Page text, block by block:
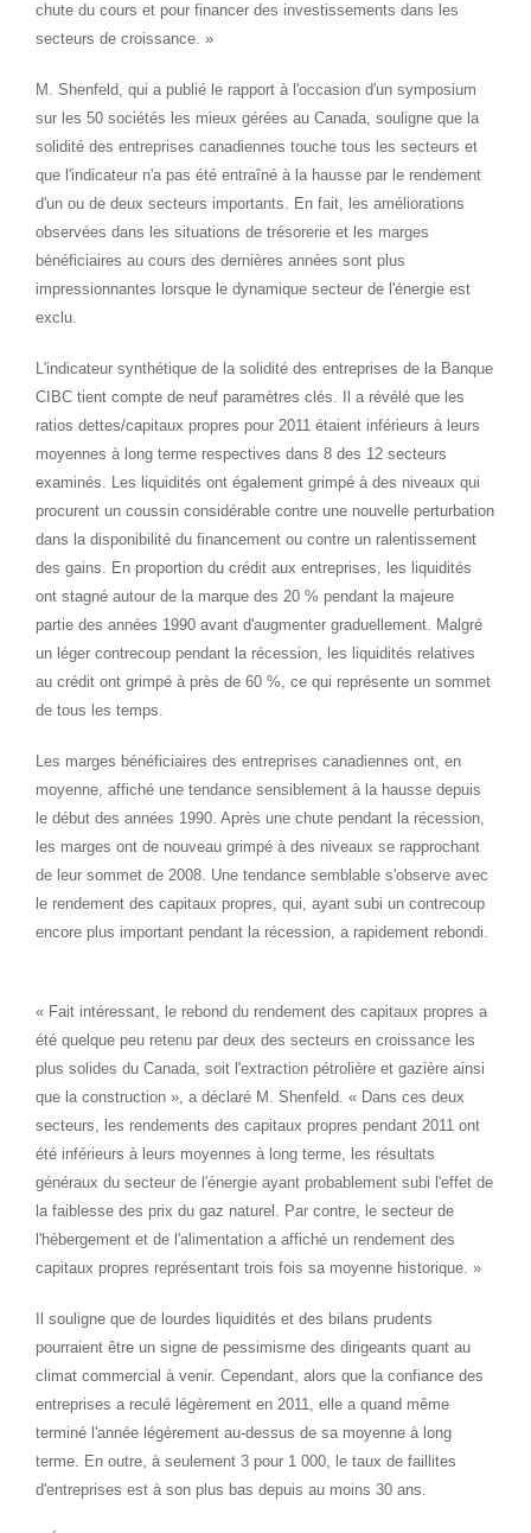
chute du cours et pour financer des investissements dans les
secteurs de croissance. »
M. Shenfeld, qui a publié le rapport à l'occasion d'un symposium
sur les 50 sociétés les mieux gérées auCanada, souligne que la
solidité des entreprises canadiennes touche tous les secteurs et
que l'indicateur n'a pas été entraîné à la hausse par le rendement
d'un ou de deux secteurs importants. En fait, les améliorations
observées dans les situations de trésorerie et les marges
bénéficiaires au cours des dernières années sont plus
impressionnantes lorsque le dynamique secteur de l'énergie est
exclu.
L'indicateur synthétique de la solidité des entreprises de la Banque
CIBC tient compte de neuf paramètres clés. Il a révélé que les
ratios dettes/capitaux propres pour 2011 étaient inférieurs à leurs
moyennes à long terme respectives dans 8 des 12 secteurs
examinés. Les liquidités ont également grimpé à des niveaux qui
procurent un coussin considérable contre une nouvelle perturbation
dans la disponibilité du financement ou contre un ralentissement
des gains. En proportion du crédit aux entreprises, les liquidités
ont stagné autour de la marque des 20 % pendant la majeure
partie des années 1990 avant d'augmenter graduellement. Malgré
un léger contrecoup pendant la récession, les liquidités relatives
au crédit ont grimpé à près de 60 %, ce qui représente un sommet
de tous les temps.
Les marges bénéficiaires des entreprises canadiennes ont, en
moyenne, affiché une tendance sensiblement à la hausse depuis
le début des années 1990. Après une chute pendant la récession,
les marges ont de nouveau grimpé à des niveaux se rapprochant
de leur sommet de 2008. Une tendance semblable s'observe avec
le rendement des capitaux propres, qui, ayant subi un contrecoup
encore plus important pendant la récession, a rapidement rebondi.
« Fait intéressant, le rebond du rendement des capitaux propres a
été quelque peu retenu par deux des secteurs en croissance les
plus solides duCanada, soit l'extraction pétrolière et gazière ainsi
que la construction », a déclaré M. Shenfeld. « Dans ces deux
secteurs, les rendements des capitaux propres pendant 2011 ont
été inférieurs à leurs moyennes à long terme, les résultats
généraux du secteur de l'énergie ayant probablement subi l'effet de
la faiblesse des prix du gaz naturel. Par contre, le secteur de
l'hébergement et de l'alimentation a affiché un rendement des
capitaux propres représentant trois fois sa moyenne historique. »
Il souligne que de lourdes liquidités et des bilans prudents
pourraient être un signe de pessimisme des dirigeants quant au
climat commercial à venir. Cependant, alors que la confiance des
entreprises a reculé légèrement en 2011, elle a quand même
terminé l'année légèrement au-dessus de sa moyenne à long
terme. En outre, à seulement 3 pour 1 000, le taux de faillites
d'entreprises est à son plus bas depuis au moins 30 ans.